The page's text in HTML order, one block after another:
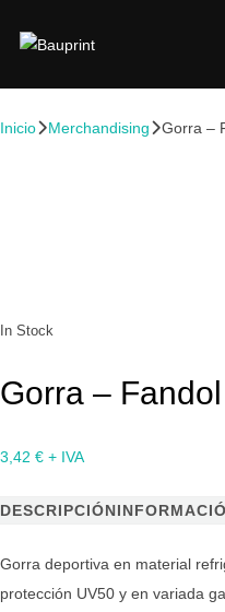
Inicio Merchandising Gorra –
In Stock
Gorra –
3,42 € + IVA
DESCRIPCIÓN
Gorra deportiva en material
protección UV50 y en variada